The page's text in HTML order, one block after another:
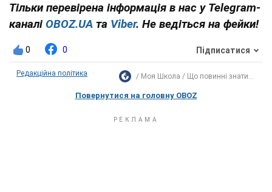
Тільки перевірена інформація в нас у Telegram-
каналі OBOZ.UA та Viber. Не ведіться на фейки!
0 0 Підписатися
Редакційна політика Моя Школа Що повинні знати...
Повернутися на головну OBOZ